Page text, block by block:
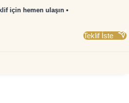
Teklif İste